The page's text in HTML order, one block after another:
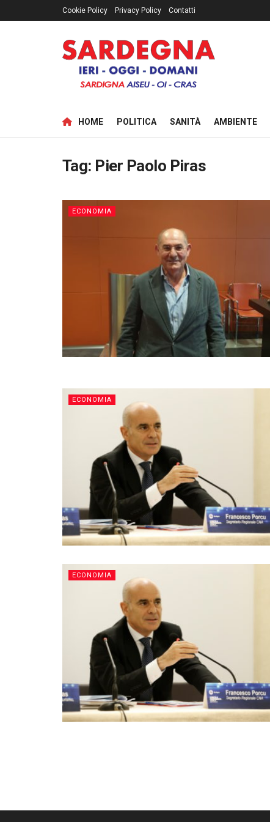
Cookie Policy Privacy Policy Contatti
HOME POLITICA SANITÀ AMBIENTE
Tag: Pier Paolo Piras
ECONOMIA
ECONOMIA
ECONOMIA